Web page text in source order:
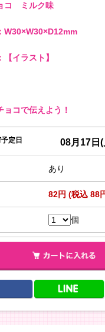
コ ミルク味
W30×W30×D12mm
【イラスト】
ョコで伝えよう！
定日 08月17日(
あり
82円 (税込 88
個